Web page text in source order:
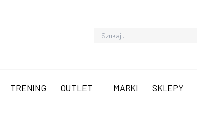
TRENING OUTLET MARKI SKLEPY